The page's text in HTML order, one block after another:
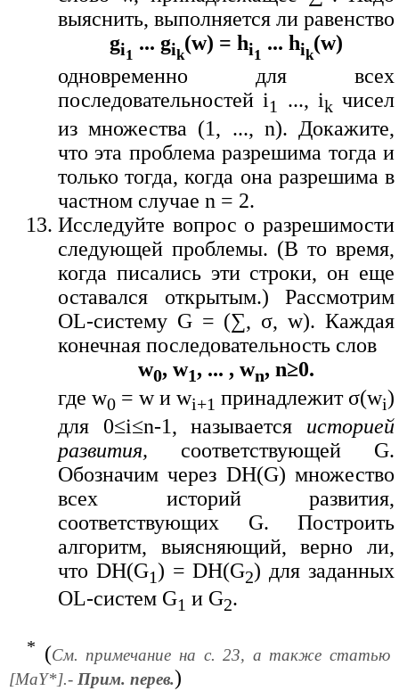
выяснить, выполняется ли равенство
gi1
... gik
(w) = hi1
... hik
(w)
одновременно для всех
последовательностей i1 ..., ikчисел
из множества (1, ..., n). Докажите,
что эта проблема разрешима тогда и
только тогда, когда она разрешима в
частном случае n = 2.
Исследуйте вопрос о разрешимости
следующей проблемы. (В то время,
когда писались эти строки, он еще
оставался открытым.) Рассмотрим
OL-систему G = (∑, σ, w). Каждая
конечная последовательность слов
w0, w1, ... , wn, n≥0.
где w0 = w и wi+1 принадлежит σ(wi)
для 0≤i≤n-1, называется историей
развития, соответствующей G.
Обозначим через DH(G) множество
всех историй развития,
соответствующих G. Построить
алгоритм, выясняющий, верно ли,
что DH(G1) = DH(G2) для заданных
OL-систем G1 и G2.
* (См. примечание на с. 23, а также статью
[MaY*].- Прим. перев.)